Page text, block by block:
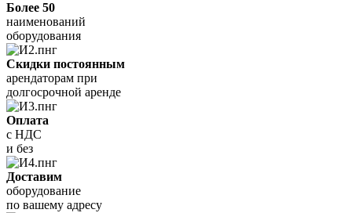
Более 50
наименований
оборудования
Скидки постоянным
арендаторам при
долгосрочной аренде
Оплата
с НДС
и без
Доставим
оборудование
по вашему адресу